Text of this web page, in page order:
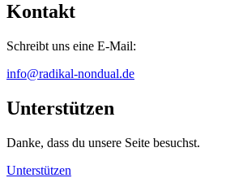
Kontakt
Schreibt uns eine E-Mail:
info@radikal-nondual.de
Unterstützen
Danke, dass du unsere Seite besuchst.
Unterstützen